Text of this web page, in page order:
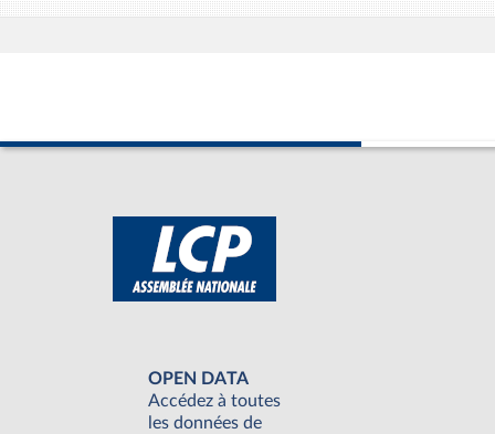
OPEN DATA
Accédez à toutes
les données de